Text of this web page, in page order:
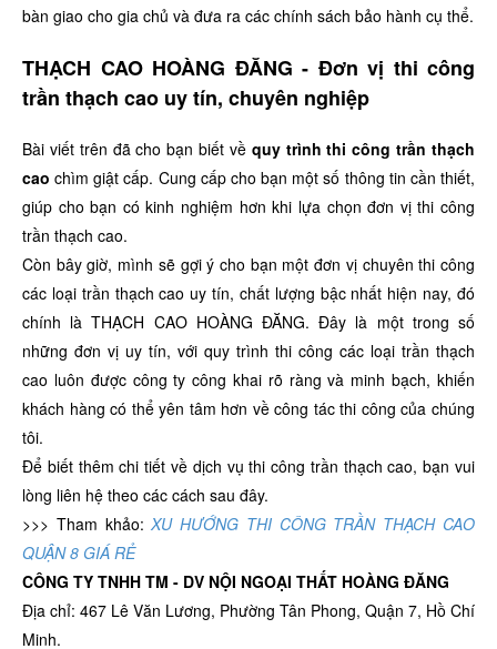
bàn giao cho gia chủ và đưa ra các chính sách bảo hành cụ thể.
THẠCH CAO HOÀNG ĐĂNG - Đơn vị thi công
trần thạch cao uy tín, chuyên nghiệp
Bài viết trên đã cho bạn biết về quy trình thi công trần thạch
cao chìm giật cấp. Cung cấp cho bạn một số thông tin cần thiết,
giúp cho bạn có kinh nghiệm hơn khi lựa chọn đơn vị thi công
trần thạch cao.
Còn bây giờ, mình sẽ gợi ý cho bạn một đơn vị chuyên thi công
các loại trần thạch cao uy tín, chất lượng bậc nhất hiện nay, đó
chính là THẠCH CAO HOÀNG ĐĂNG. Đây là một trong số
những đơn vị uy tín, với quy trình thi công các loại trần thạch
cao luôn được công ty công khai rõ ràng và minh bạch, khiến
khách hàng có thể yên tâm hơn về công tác thi công của chúng
tôi.
Để biết thêm chi tiết về dịch vụ thi công trần thạch cao, bạn vui
lòng liên hệ theo các cách sau đây.
>>> Tham khảo:XU HƯỚNG THI CÔNG TRẦN THẠCH CAO
QUẬN 8 GIÁ RẺ
CÔNG TY TNHH TM - DV NỘI NGOẠI THẤT HOÀNG ĐĂNG
Địa chỉ: 467 Lê Văn Lương, Phường Tân Phong, Quận 7, Hồ Chí
Minh.